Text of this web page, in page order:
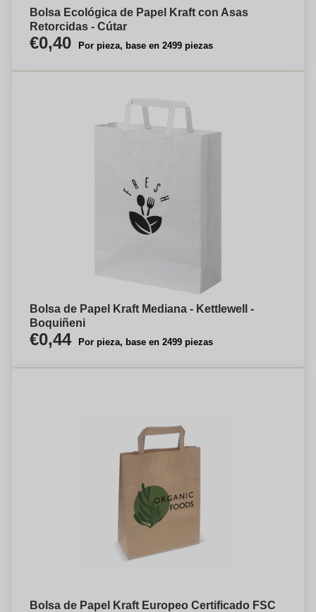
Bolsa Ecológica de Papel Kraft con Asas
Retorcidas - Cútar
€0,40 Por pieza, base en 2499 piezas
Bolsa de Papel Kraft Mediana - Kettlewell -
Boquiñeni
€0,44 Por pieza, base en 2499 piezas
Bolsa de Papel Kraft Europeo Certificado FSC